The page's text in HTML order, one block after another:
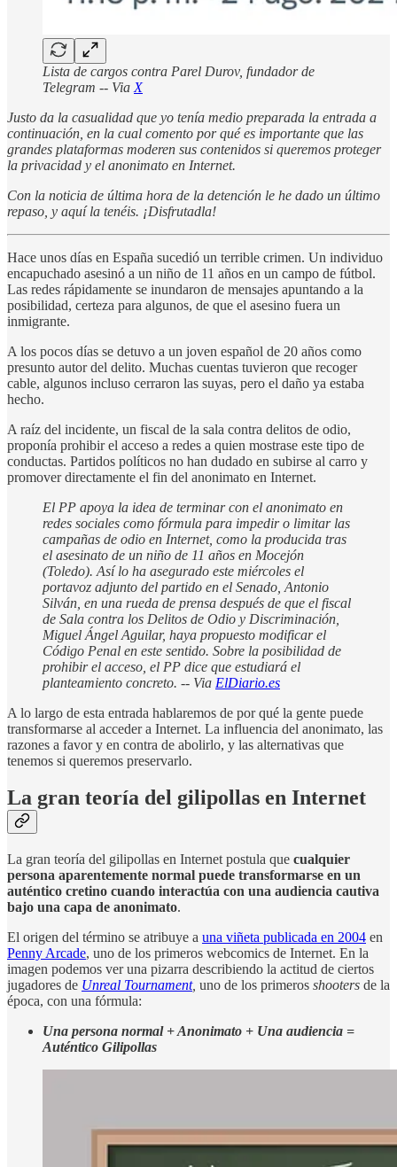
Lista de cargos contra Parel Durov, fundador de
Telegram -- Via X
Justo da la casualidad que yo tenía medio preparada la entrada a
continuación, en la cual comento por qué es importante que las
grandes plataformas moderen sus contenidos si queremos proteger
la privacidad y el anonimato en Internet.
Con la noticia de última hora de la detención le he dado un último
repaso, y aquí la tenéis. ¡Disfrutadla!
Hace unos días en España sucedió un terrible crimen. Un individuo
encapuchado asesinó a un niño de 11 años en un campo de fútbol.
Las redes rápidamente se inundaron de mensajes apuntando a la
posibilidad, certeza para algunos, de que el asesino fuera un
inmigrante.
A los pocos días se detuvo a un joven español de 20 años como
presunto autor del delito. Muchas cuentas tuvieron que recoger
cable, algunos incluso cerraron las suyas, pero el daño ya estaba
hecho.
A raíz del incidente, un fiscal de la sala contra delitos de odio,
proponía prohibir el acceso a redes a quien mostrase este tipo de
conductas. Partidos políticos no han dudado en subirse al carro y
promover directamente el fin del anonimato en Internet.
El PP apoya la idea de terminar con el anonimato en
redes sociales como fórmula para impedir o limitar las
campañas de odio en Internet, como la producida tras
el asesinato de un niño de 11 años en Mocejón
(Toledo). Así lo ha asegurado este miércoles el
portavoz adjunto del partido en el Senado, Antonio
Silván, en una rueda de prensa después de que el fiscal
de Sala contra los Delitos de Odio y Discriminación,
Miguel Ángel Aguilar, haya propuesto modificar el
Código Penal en este sentido. Sobre la posibilidad de
prohibir el acceso, el PP dice que estudiará el
planteamiento concreto. -- Via ElDiario.es
A lo largo de esta entrada hablaremos de por qué la gente puede
transformarse al acceder a Internet. La influencia del anonimato, las
razones a favor y en contra de abolirlo, y las alternativas que
tenemos si queremos preservarlo.
La gran teoría del gilipollas en Internet
La gran teoría del gilipollas en Internet postula que cualquier
persona aparentemente normal puede transformarse en un
auténtico cretino cuando interactúa con una audiencia cautiva
bajo una capa de anonimato.
El origen del término se atribuye a una viñeta publicada en 2004 en
Penny Arcade, uno de los primeros webcomics de Internet. En la
imagen podemos ver una pizarra describiendo la actitud de ciertos
jugadores de Unreal Tournament, uno de los primeros shooters de la
época, con una fórmula:
Una persona normal + Anonimato + Una audiencia =
Auténtico Gilipollas